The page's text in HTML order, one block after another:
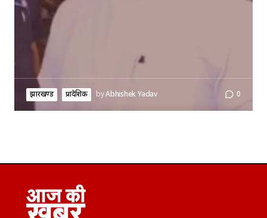
झारखण्ड प्रादेशिक byAbhishek Yadav 0